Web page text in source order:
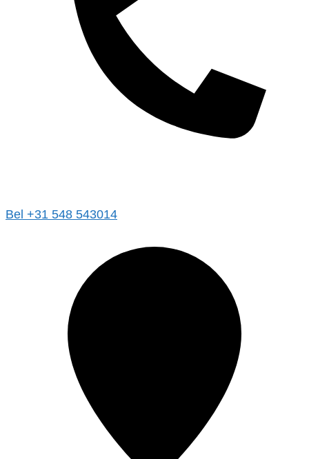
Bel +31 548 543014